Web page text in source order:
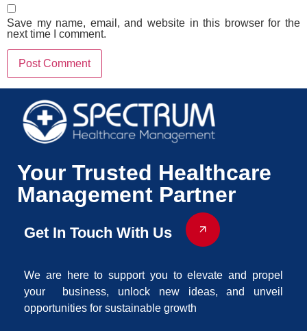
Save my name, email, and website in this browser for the
next time I comment.
Your Trusted Healthcare
Management Partner
Get In Touch With Us
We are here to support you to elevate and propel
your business, unlock new ideas, and unveil
opportunities for sustainable growth